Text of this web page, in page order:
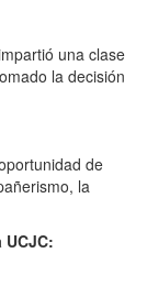
una clase
la decisión
de
la